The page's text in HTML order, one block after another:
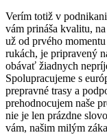
Verím totiž v
vám prináša kvalitu,
už od prvého
rukách, je pripravený
obávať žiadnych
Spolupracujeme s
prepravné trasy a
prehodnocujem naše
nie je len prázdne
vám, našim milým